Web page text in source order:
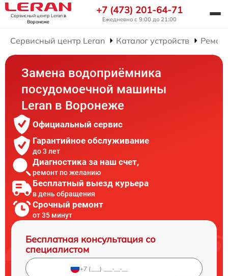
Сервисный центр Leranв
Воронеже
+7 (473) 201-64-71
Ежедневно с 9:00 до 21:00
Сервисный центр Leran Каталог устройств
Замена водоприёмника
посудомоечной машины
Leran в Воронеже
Официальный сервис
Гарантийное обслуживание
до 3 лет
Диагностика за наш счет,
ремонт по желанию
Бесплатный выезд курьера
в день обращения
Срочный ремонт
от 35 минут
Бесплатная консультация со
специалистом